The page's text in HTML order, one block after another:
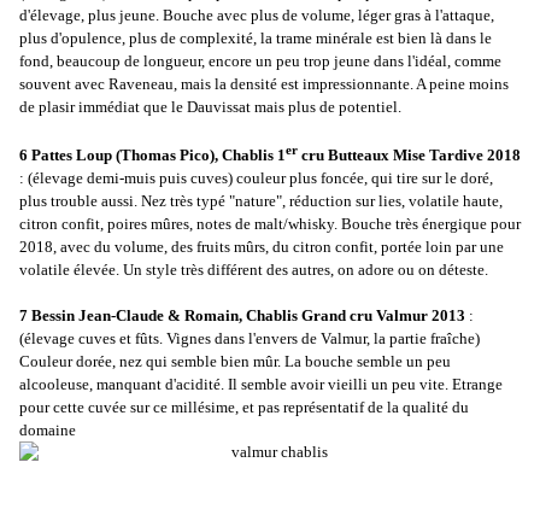
d'élevage, plus jeune. Bouche avec plus de volume, léger gras à l'attaque,
plus d'opulence, plus de complexité, la trame minérale est bien là dans le
fond, beaucoup de longueur, encore un peu trop jeune dans l'idéal, comme
souvent avec Raveneau, mais la densité est impressionnante. A peine moins
de plasir immédiat que le Dauvissat mais plus de potentiel.
6 Pattes Loup (Thomas Pico), Chablis 1er cru Butteaux Mise Tardive 2018
: (élevage demi-muis puis cuves) couleur plus foncée, qui tire sur le doré,
plus trouble aussi. Nez très typé "nature", réduction sur lies, volatile haute,
citron confit, poires mûres, notes de malt/whisky. Bouche très énergique pour
2018, avec du volume, des fruits mûrs, du citron confit, portée loin par une
volatile élevée. Un style très différent des autres, on adore ou on déteste.
7 Bessin Jean-Claude & Romain, Chablis Grand cru Valmur 2013 :
(élevage cuves et fûts. Vignes dans l'envers de Valmur, la partie fraîche)
Couleur dorée, nez qui semble bien mûr. La bouche semble un peu
alcooleuse, manquant d'acidité. Il semble avoir vieilli un peu vite. Etrange
pour cette cuvée sur ce millésime, et pas représentatif de la qualité du
domaine